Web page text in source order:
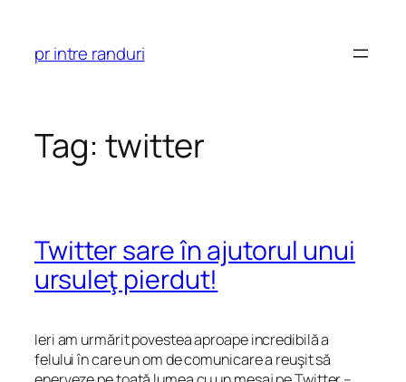
content
pr intre randuri
Tag: twitter
Twitter sare în ajutorul unui
ursuleţ pierdut!
Ieri am urmărit povestea aproape incredibilă a
felului în care un om de comunicare a reuşit să